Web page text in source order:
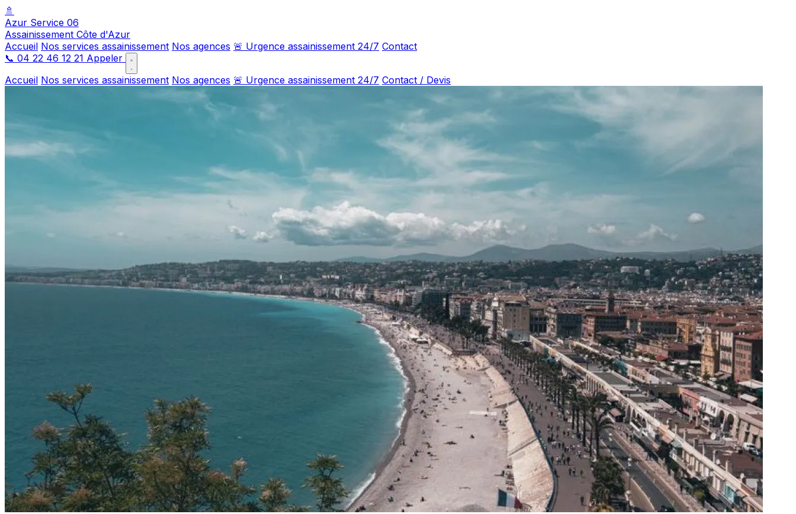
🚿
Azur Service 06
Assainissement Côte d'Azur
Accueil Nos services assainissement Nos agences 🚨 Urgence assainissement 24/7 Contact
📞 04 22 46 12 21 Appeler
Accueil Nos services assainissement Nos agences 🚨 Urgence assainissement 24/7 Contact / Devis